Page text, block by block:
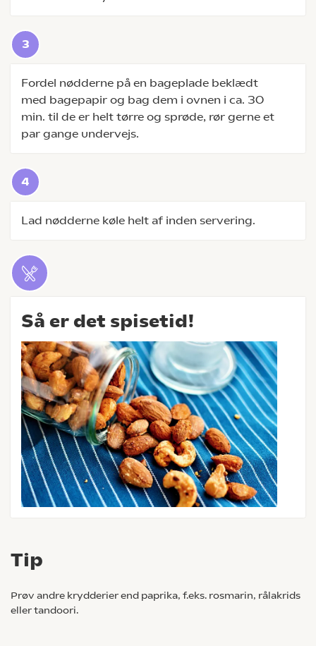
Fordel nødderne på en bageplade beklædt
med bagepapir og bag dem i ovnen i ca. 30
min. til de er helt tørre og sprøde, rør gerne et
par gange undervejs.
Lad nødderne køle helt af inden servering.
Så er det spisetid!
Tip
Prøv andre krydderier end paprika, f.eks. rosmarin, rålakrids
eller tandoori.